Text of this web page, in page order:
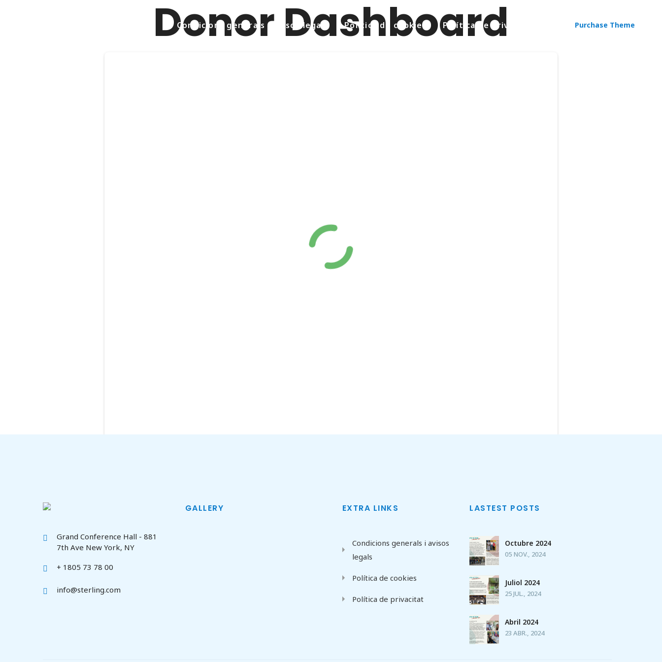
Condicions generals i avisos legals Política de cookies Política de privacitat Purchase Theme
Donor Dashboard
Grand Conference Hall - 881
7th Ave New York, NY
+ 1805 73 78 00
info@sterling.com
GALLERY EXTRA LINKS
Condicions generals i avisos
legals
Política de cookies
Política de privacitat
LASTEST POSTS
Octubre 2024
05 NOV., 2024
Juliol 2024
25 JUL., 2024
Abril 2024
23 ABR., 2024